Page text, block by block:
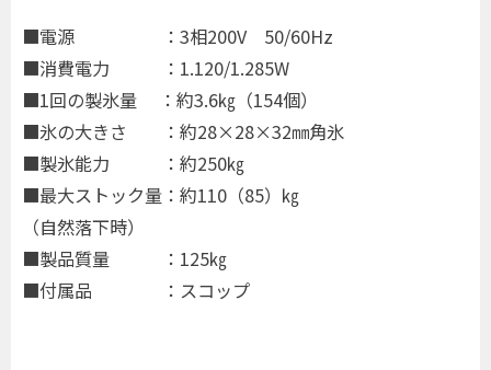
■電源 ：3相200V 50/60Hz
■消費電力 ：1.120/1.285W
■1回の製氷量 ：約3.6㎏（154個）
■氷の大きさ ：約28×28×32㎜角氷
■製氷能力 ：約250㎏
■最大ストック量：約110（85）㎏
（自然落下時）
■製品質量 ：125㎏
■付属品 ：スコップ